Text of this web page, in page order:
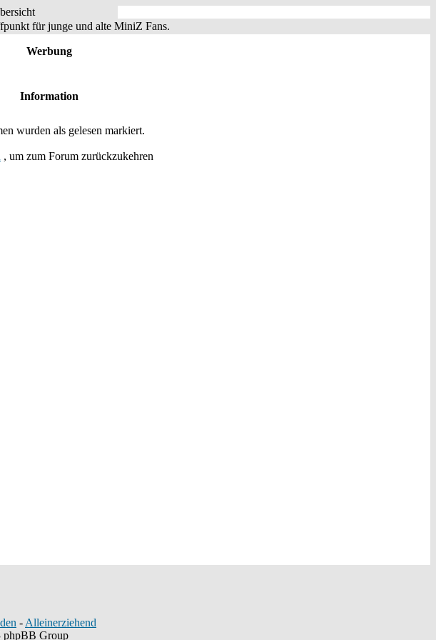
für junge und alte MiniZ Fans.
Werbung
Information
wurden als gelesen markiert.
, um zum Forum zurückzukehren
- Alleinerziehend
phpBB Group